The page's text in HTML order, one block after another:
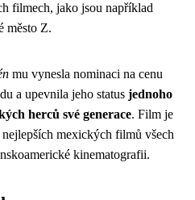
filmech, jako jsou například
město Z.
mu vynesla nominaci na cenu
a upevnila jeho status jednoho
herců své generace. Film je
mexických filmů všech
kinematografii.